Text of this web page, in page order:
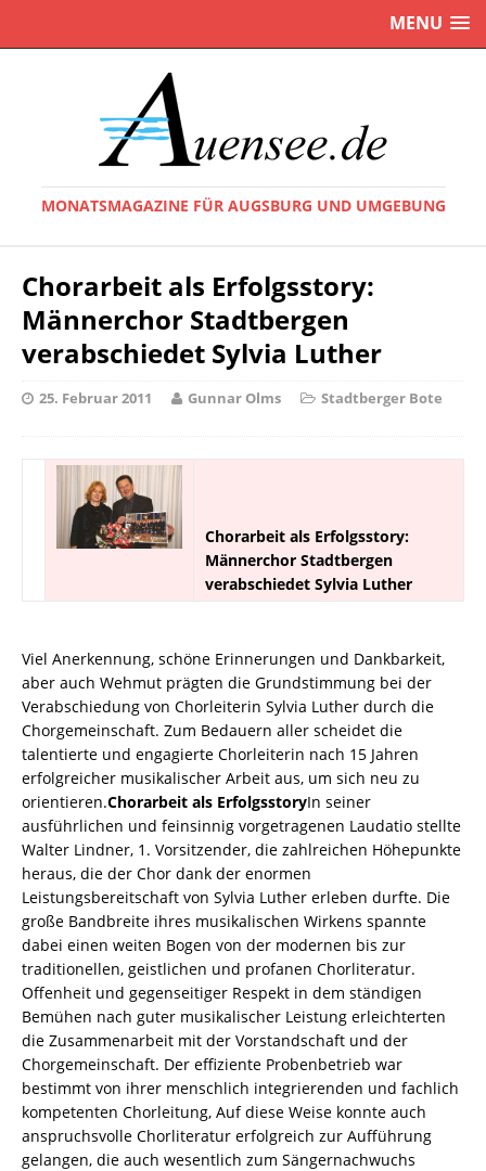
MENU
MONATSMAGAZINE FÜR AUGSBURG UND UMGEBUNG
Chorarbeit als Erfolgsstory:
Männerchor Stadtbergen
verabschiedet Sylvia Luther
25. Februar 2011 Gunnar Olms Stadtberger Bote
Chorarbeit als Erfolgsstory:
Männerchor Stadtbergen
verabschiedet Sylvia Luther
Viel Anerkennung, schöne Erinnerungen und Dankbarkeit,
aber auch Wehmut prägten die Grundstimmung bei der
Verabschiedung von Chorleiterin Sylvia Luther durch die
Chorgemeinschaft. Zum Bedauern aller scheidet die
talentierte und engagierte Chorleiterin nach 15 Jahren
erfolgreicher musikalischer Arbeit aus, um sich neu zu
orientieren.Chorarbeit als ErfolgsstoryIn seiner
ausführlichen und feinsinnig vorgetragenen Laudatio stellte
Walter Lindner, 1. Vorsitzender, die zahlreichen Höhepunkte
heraus, die der Chor dank der enormen
Leistungsbereitschaft von Sylvia Luther erleben durfte. Die
große Bandbreite ihres musikalischen Wirkens spannte
dabei einen weiten Bogen von der modernen bis zur
traditionellen, geistlichen und profanen Chorliteratur.
Offenheit und gegenseitiger Respekt in dem ständigen
Bemühen nach guter musikalischer Leistung erleichterten
die Zusammenarbeit mit der Vorstandschaft und der
Chorgemeinschaft. Der effiziente Probenbetrieb war
bestimmt von ihrer menschlich integrierenden und fachlich
kompetenten Chorleitung, Auf diese Weise konnte auch
anspruchsvolle Chorliteratur erfolgreich zur Aufführung
gelangen, die auch wesentlich zum Sängernachwuchs